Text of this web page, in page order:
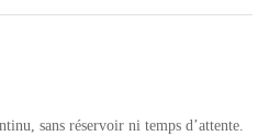
sans réservoir ni temps d’attente.